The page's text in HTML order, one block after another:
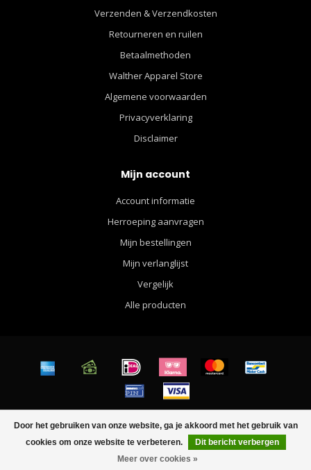
Door het gebruiken van onze website, ga je akkoord met het gebruik van
cookies om onze website te verbeteren.
Dit bericht verbergen
Meer over cookies »
Verzenden & Verzendkosten
Retourneren en ruilen
Betaalmethoden
Walther Apparel Store
Algemene voorwaarden
Privacyverklaring
Disclaimer
Mijn account
Account informatie
Herroeping aanvragen
Mijn bestellingen
Mijn verlanglijst
Vergelijk
Alle producten
© Copyright 2026 Walther Apparel for Men - Powered byLightspeed-
Lightspeed designbyDyvelopment